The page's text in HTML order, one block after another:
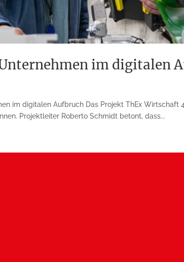
im digitalen
im digitalen Aufbruch Das Projekt ThEx
Projektleiter Roberto Schmidt betont, dass...